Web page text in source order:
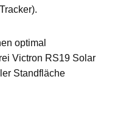
optimal
Victron RS19 Solar
Standfläche